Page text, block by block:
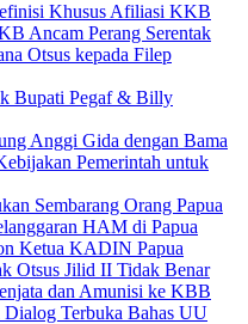
Khusus Afiliasi KKB
Ancam Perang Serentak
Otsus kepada Filep
Bupati Pegaf & Billy
Anggi Gida dengan Bama
Pemerintah untuk
Sembarang Orang Papua
HAM di Papua
Ketua KADIN Papua
Otsus Jilid II Tidak Benar
dan Amunisi ke KBB
Terbuka Bahas UU